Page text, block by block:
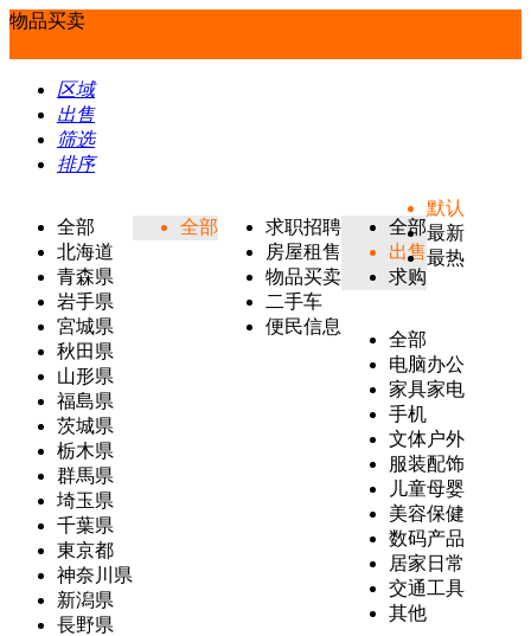
物品买卖
区域
出售
筛选
排序
全部
北海道
青森県
岩手県
宮城県
秋田県
山形県
福島県
茨城県
栃木県
群馬県
埼玉県
千葉県
東京都
神奈川県
新潟県
長野県
全部
求职招聘
房屋租售
物品买卖
二手车
便民信息
全部
出售
求购
全部
电脑办公
家具家电
手机
文体户外
服装配饰
儿童母婴
美容保健
数码产品
居家日常
交通工具
其他
默认
最新
最热